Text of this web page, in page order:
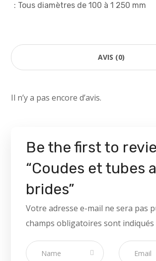
: Tous diamètres de 100 à 1 250 mm
AVIS (0)
Il n’y a pas encore d’avis.
Be the first to
“Coudes et tubes
brides”
Votre adresse e-mail ne sera pas
champs obligatoires sont